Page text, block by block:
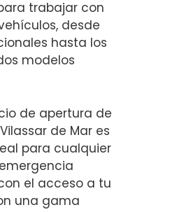
trabajar con
desde
hasta los
modelos
de apertura de
de Mar es
para cualquier
el acceso a tu
una gama